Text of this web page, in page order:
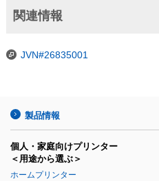
関連情報
JVN#26835001
製品情報
個人・家庭向けプリンター
＜用途から選ぶ＞
ホームプリンター